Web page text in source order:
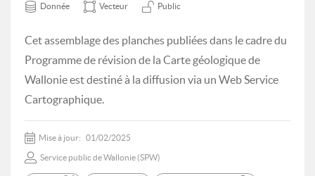
Donnée Vecteur Public
Cet assemblage des planches publiées dans le cadre du
Programme de révision de la Carte géologique de
Wallonie est destiné à la diffusion via un Web Service
Cartographique.
Mise à jour: 01/02/2025
Service public de Wallonie (SPW)